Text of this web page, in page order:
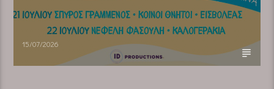
15/07/2026